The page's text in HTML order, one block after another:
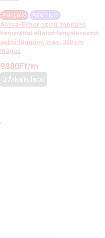
#lángálló #prémium
Alissa-Fehér színű, lángálló
bevonattal ellátott fényáteresztő
sablé függöny, max. 300 cm
magas
9880Ft/m
Árkalkuláció